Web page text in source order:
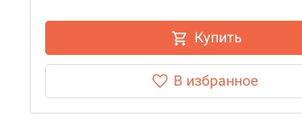
Купить
В избранное